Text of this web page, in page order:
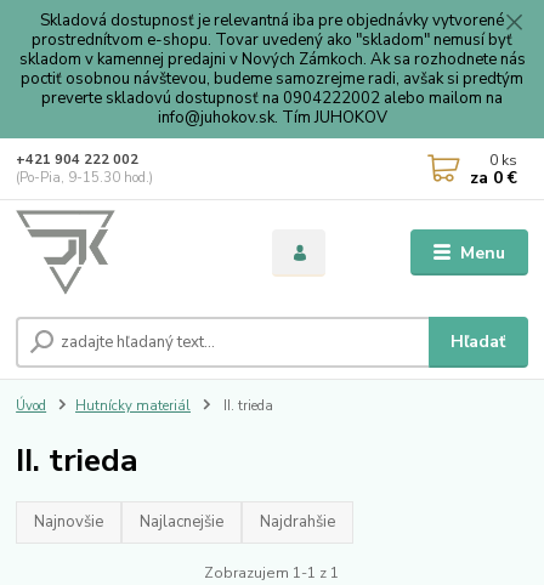
Skladová dostupnosť je relevantná iba pre objednávky vytvorené
prostrednítvom e-shopu. Tovar uvedený ako "skladom" nemusí byť
skladom v kamennej predajni v Nových Zámkoch. Ak sa rozhodnete nás
poctiť osobnou návštevou, budeme samozrejme radi, avšak si predtým
preverte skladovú dostupnosť na 0904222002 alebo mailom na
info@juhokov.sk. Tím JUHOKOV
Menu
Hľadať
+421 904 222 002
(Po-Pia, 9-15.30 hod.)
0 ks
za 0 €
Úvod Hutnícky materiál II. trieda
II. trieda
Najnovšie Najlacnejšie Najdrahšie
Zobrazujem 1-1 z 1